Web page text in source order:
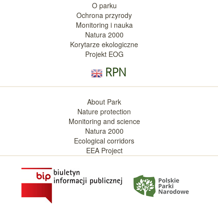
O parku
Ochrona przyrody
Monitoring i nauka
Natura 2000
Korytarze ekologiczne
Projekt EOG
RPN
About Park
Nature protection
Monitoring and science
Natura 2000
Ecological corridors
EEA Project